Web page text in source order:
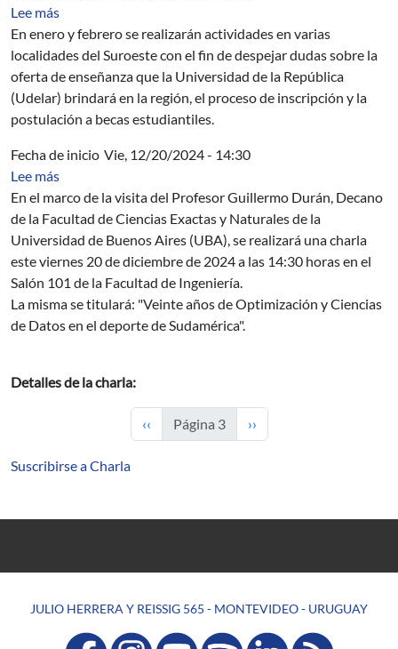
Lee mássobre Charlas informativas sobre las carreras de la
En enero y febrero se realizarán actividades en varias
localidades del Suroeste con el fin de despejar dudas sobre la
oferta de enseñanza que la Universidad de la República
(Udelar) brindará en la región, el proceso de inscripción y la
postulación a becas estudiantiles.
Fecha de inicio Vie, 12/20/2024 - 14:30
Lee mássobre Charla: Veinte años de Optimización y Ciencias
En el marco de la visita del Profesor Guillermo Durán, Decano
de la Facultad de Ciencias Exactas y Naturales de la
Universidad de Buenos Aires (UBA), se realizará una charla
este viernes 20 de diciembre de 2024 a las 14:30 horas en el
Salón 101 de la Facultad de Ingeniería.
La misma se titulará: "Veinte años de Optimización y Ciencias
de Datos en el deporte de Sudamérica".
Detalles de la charla:
Página anterior
‹‹ Página 3 Siguiente página
››
Suscribirse a Charla
JULIO HERRERA Y REISSIG 565 - MONTEVIDEO - URUGUAY